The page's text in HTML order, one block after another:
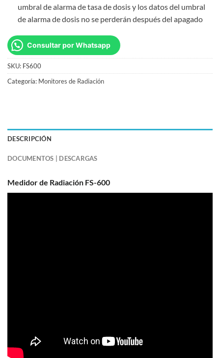
umbral de alarma de tasa de dosis y los datos del umbral
de alarma de dosis no se perderán después del apagado
Consultar por Whatsapp
SKU: FS600
Categoría: Monitores de Radiación
DESCRIPCIÓN
DOCUMENTOS | DESCARGAS
Medidor de Radiación FS-600